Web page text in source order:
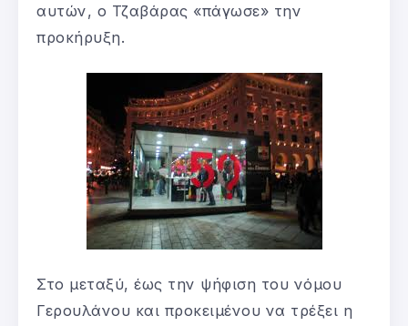
αυτών, ο Τζαβάρας «πάγωσε» την
προκήρυξη.
Στο μεταξύ, έως την ψήφιση του νόμου
Γερουλάνου και προκειμένου να τρέξει η